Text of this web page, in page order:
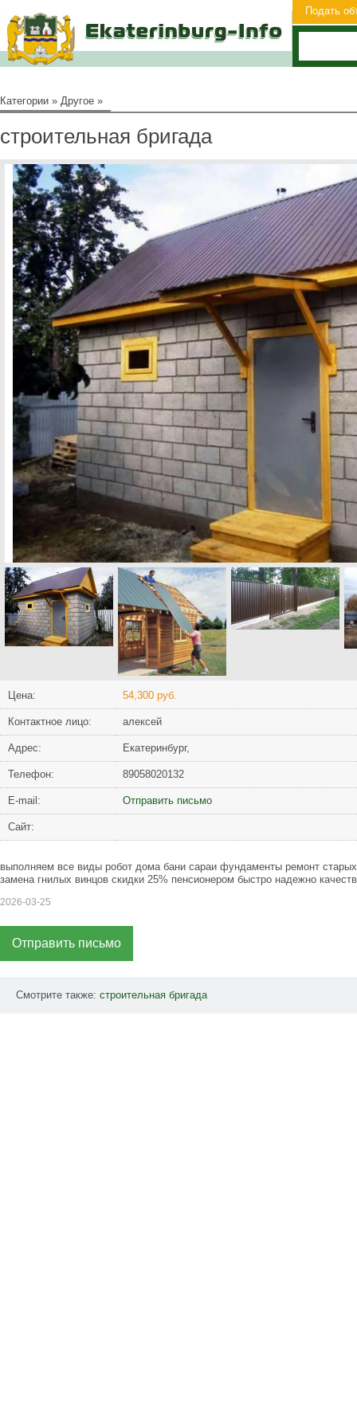
Подать
Категории » Другое »
строительная бригада
Цена: 54,300 руб.
Контактное лицо: алексей
Адрес: Екатеринбург,
Телефон: 89058020132
Е-mail: Отправить письмо
Сайт:
выполняем все виды робот дома бани сараи фундаменты ремонт
замена гнилых винцов скидки 25% пенсионером быстро надежно
2026-03-25
Отправить письмо
Смотрите также: строительная бригада